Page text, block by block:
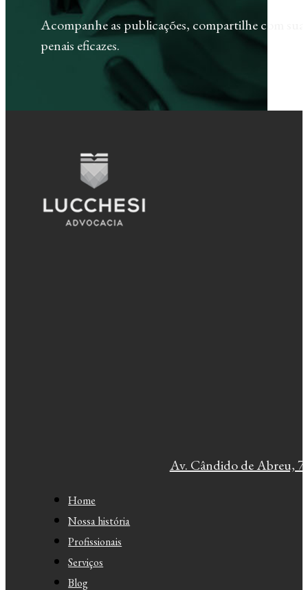
Acompanhe as publicações, compartilhe com
penais eficazes.
Av. Cândido de Abreu,
Home
Nossa história
Profissionais
Serviços
Blog